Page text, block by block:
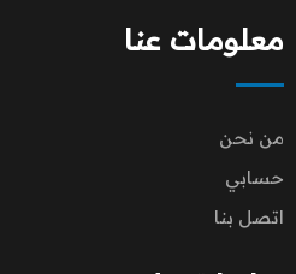
معلومات عنا
من نحن
حسابي
اتصل بنا